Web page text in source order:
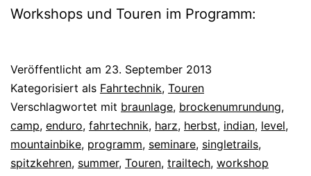
Workshops und Touren im Programm:
Veröffentlicht am 23. September 2013
Kategorisiert als Fahrtechnik, Touren
Verschlagwortet mit braunlage, brockenumrundung,
camp, enduro, fahrtechnik, harz, herbst, indian, level,
mountainbike, programm, seminare, singletrails,
spitzkehren, summer, Touren, trailtech, workshop